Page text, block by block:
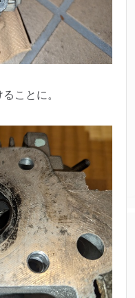
ことに。